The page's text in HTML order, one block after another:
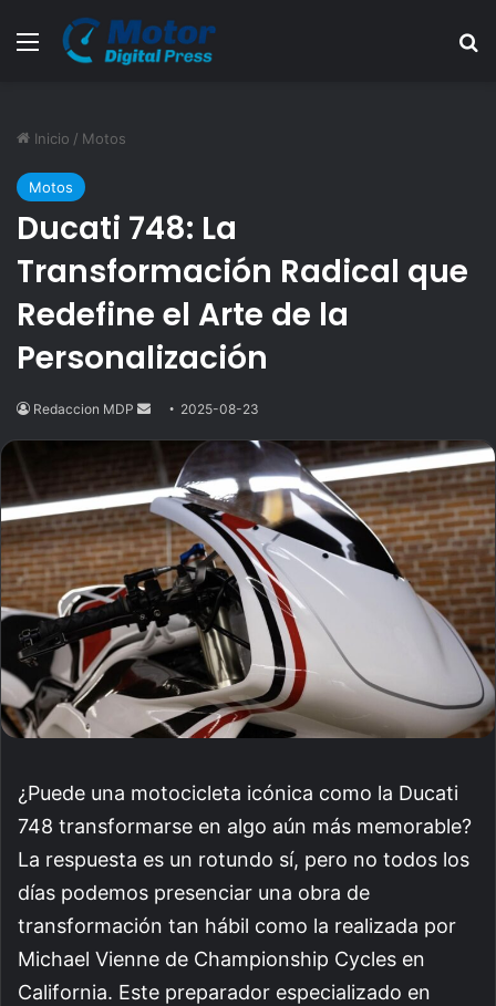
Menú
Inicio / Motos
Motos
Ducati 748: La
Transformación Radical que
Redefine el Arte de la
Personalización
Redaccion MDP
Send
email
2025-08-23
¿Puede una motocicleta icónica como la Ducati
748 transformarse en algo aún más memorable?
La respuesta es un rotundo sí, pero no todos los
días podemos presenciar una obra de
transformación tan hábil como la realizada por
Michael Vienne de Championship Cycles en
California. Este preparador especializado en